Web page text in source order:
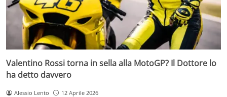
Valentino Rossi torna in sella alla MotoGP? Il Dottore lo
ha detto davvero
Alessio Lento 12 Aprile 2026